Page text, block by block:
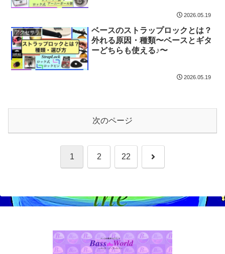
2026.05.19
アクセサリ
ベースのストラップロックとは？
外れる原因・種類〜ベースとギタ
ーどちらも使える♪〜
2026.05.19
次のページ
1 2 22 次